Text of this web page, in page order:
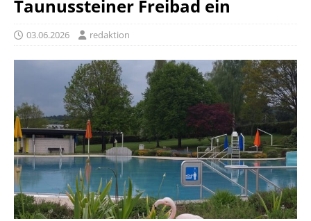
Taunussteiner Freibad ein
03.06.2026 redaktion